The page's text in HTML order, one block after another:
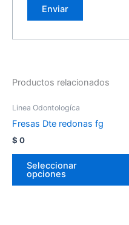
Productos relacionados
Linea Odontologíca
Fresas Dte redonas fg
$ 0
Seleccionar
opciones